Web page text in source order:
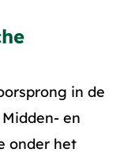
in de
en
onder het